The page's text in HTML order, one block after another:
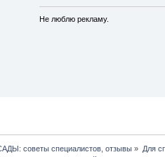
Не люблю рекламу.
советы специалистов, отзывы » Для